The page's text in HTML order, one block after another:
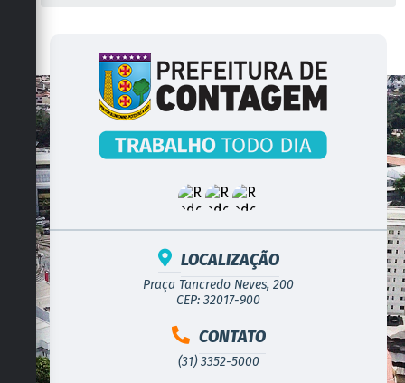
LOCALIZAÇÃO
Praça Tancredo Neves, 200
CEP: 32017-900
CONTATO
(31) 3352-5000